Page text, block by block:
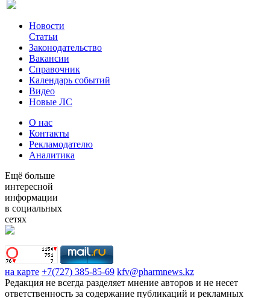
Новости
Статьи
Законодательство
Вакансии
Справочник
Календарь событий
Видео
Новые ЛС
О нас
Контакты
Рекламодателю
Аналитика
Ещё больше
интересной
информации
в социальных
сетях
на карте +7(727) 385-85-69 kfv@pharmnews.kz
Редакция не всегда разделяет мнение авторов и не несет
ответственность за содержание публикаций и рекламных